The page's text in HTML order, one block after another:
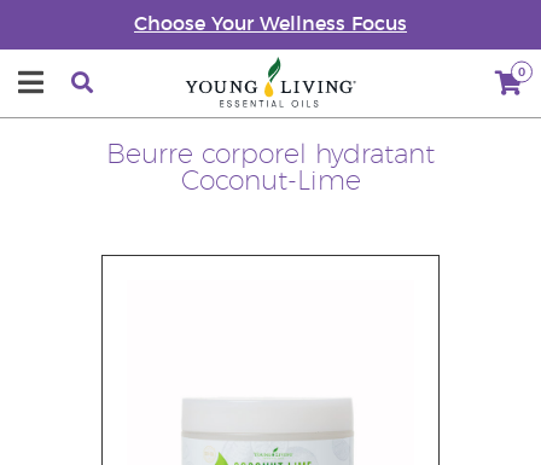
Choose Your Wellness Focus
0
Beurre corporel hydratant
Coconut-Lime